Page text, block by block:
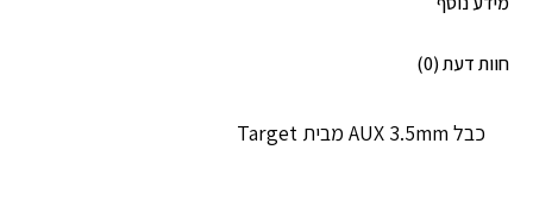
חוות דעת (0)
כבל AUX 3.5mm מבית Target